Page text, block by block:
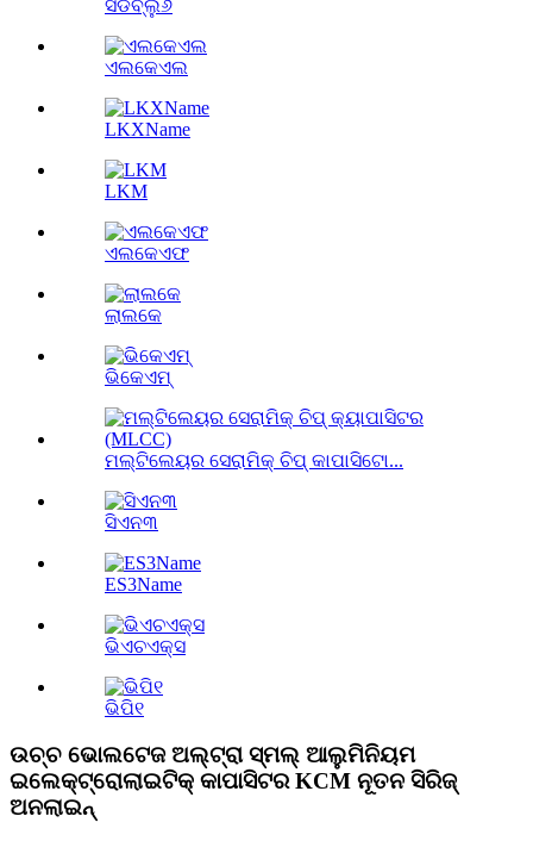
ସିଡବ୍ଲୁ୬
ଏଲକେଏଲ
LKXName
LKM
ଏଲକେଏଫ
ଲାଲକେ
ଭିକେଏମ୍
ମଲ୍ଟିଲେୟର ସେରାମିକ୍ ଚିପ୍ କାପାସିଟୋ...
ସିଏନ୩
ES3Name
ଭିଏଚଏକ୍ସ
ଭିପି୧
ଉଚ୍ଚ ଭୋଲଟେଜ ଅଲ୍ଟ୍ରା ସ୍ମଲ୍ ଆଲୁମିନିୟମ
ଇଲେକ୍ଟ୍ରୋଲାଇଟିକ୍ କାପାସିଟର KCM ନୂତନ ସିରିଜ୍
ଅନଲାଇନ୍